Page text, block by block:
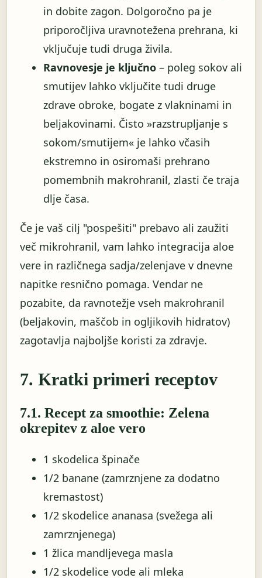
in dobite zagon. Dolgoročno pa je
priporočljiva uravnotežena prehrana, ki
vključuje tudi druga živila.
Ravnovesje je ključno – poleg sokov ali
smutijev lahko vključite tudi druge
zdrave obroke, bogate z vlakninami in
beljakovinami. Čisto »razstrupljanje s
sokom/smutijem« je lahko včasih
ekstremno in osiromaši prehrano
pomembnih makrohranil, zlasti če traja
dlje časa.
Če je vaš cilj "pospešiti" prebavo ali zaužiti
več mikrohranil, vam lahko integracija aloe
vere in različnega sadja/zelenjave v dnevne
napitke resnično pomaga. Vendar ne
pozabite, da ravnotežje vseh makrohranil
(beljakovin, maščob in ogljikovih hidratov)
zagotavlja najboljše koristi za zdravje.
7. Kratki primeri receptov
7.1. Recept za smoothie: Zelena
okrepitev z aloe vero
1 skodelica špinače
1/2 banane (zamrznjene za dodatno
kremastost)
1/2 skodelice ananasa (svežega ali
zamrznjenega)
1 žlica mandljevega masla
1/2 skodelice vode ali mleka